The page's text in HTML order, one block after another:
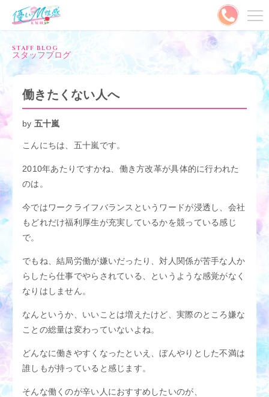
MENU
ご予約はこちら
出勤情報
料金システム
割引情報
口コミ コスプレ
動画
アクセス M性感適正診断
女性求人 男性求人
STAFF BLOG
スタッフブログ
働きたくない人へ
by 五十嵐
こんにちは、五十嵐です。
2010年あたりですかね、働き方改革が具体的に行われた
のは。
今ではワークライフバランスというワードが浸透し、会社
もどれだけ福利厚生が充実しているかを競っている感じ
で。
でもね、結局労働が嫌いだったり、対人関係が苦手な人か
らしたら仕事でやらされている、というような感覚がなく
なりはしません。
なんというか、いいことは増えたけど、実際のところ嫌な
ことの総量は変わっていないよね。
どんなに働きやすくなったといえ、ぼんやりとした不満は
誰しもが持っていると感じます。
そんな働くのが辛い人におすすめしたいのが、